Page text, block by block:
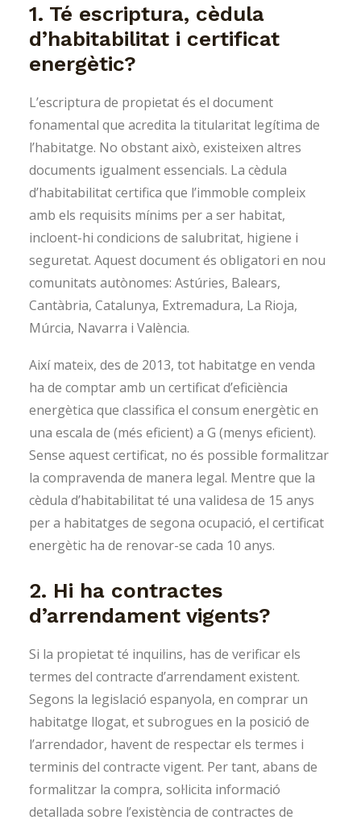
1. Té escriptura, cèdula
d’habitabilitat i certificat
energètic?
L’escriptura de propietat és el document
fonamental que acredita la titularitat legítima de
l’habitatge. No obstant això, existeixen altres
documents igualment essencials. La cèdula
d’habitabilitat certifica que l’immoble compleix
amb els requisits mínims per a ser habitat,
incloent-hi condicions de salubritat, higiene i
seguretat. Aquest document és obligatori en nou
comunitats autònomes: Astúries, Balears,
Cantàbria, Catalunya, Extremadura, La Rioja,
Múrcia, Navarra i València.
Així mateix, des de 2013, tot habitatge en venda
ha de comptar amb un certificat d’eficiència
energètica que classifica el consum energètic en
una escala de (més eficient) a G (menys eficient).
Sense aquest certificat, no és possible formalitzar
la compravenda de manera legal. Mentre que la
cèdula d’habitabilitat té una validesa de 15 anys
per a habitatges de segona ocupació, el certificat
energètic ha de renovar-se cada 10 anys.
2. Hi ha contractes
d’arrendament vigents?
Si la propietat té inquilins, has de verificar els
termes del contracte d’arrendament existent.
Segons la legislació espanyola, en comprar un
habitatge llogat, et subrogues en la posició de
l’arrendador, havent de respectar els termes i
terminis del contracte vigent. Per tant, abans de
formalitzar la compra, sol·licita informació
detallada sobre l’existència de contractes de